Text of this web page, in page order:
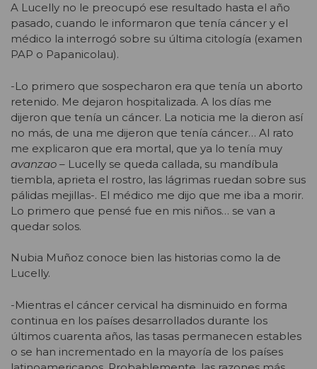
A Lucelly no le preocupó ese resultado hasta el año
pasado, cuando le informaron que tenía cáncer y el
médico la interrogó sobre su última citología (examen
PAP o Papanicolau).
-Lo primero que sospecharon era que tenía un aborto
retenido. Me dejaron hospitalizada. A los días me
dijeron que tenía un cáncer. La noticia me la dieron así
no más, de una me dijeron que tenía cáncer… Al rato
me explicaron que era mortal, que ya lo tenía muy
avanzao – Lucelly se queda callada, su mandíbula
tiembla, aprieta el rostro, las lágrimas ruedan sobre sus
pálidas mejillas-. El médico me dijo que me iba a morir.
Lo primero que pensé fue en mis niños… se van a
quedar solos.
Nubia Muñoz conoce bien las historias como la de
Lucelly.
-Mientras el cáncer cervical ha disminuido en forma
continua en los países desarrollados durante los
últimos cuarenta años, las tasas permanecen estables
o se han incrementado en la mayoría de los países